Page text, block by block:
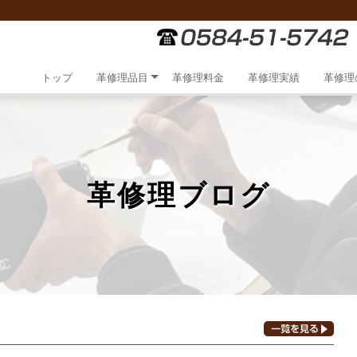
トップ 革修理品目 革修理料金 革修理実績 革修理
革修理ブログ